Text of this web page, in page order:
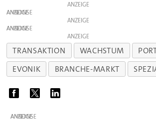
ANZEIGE
ANZEIGE
ANZEIGE
ANZEIGE
ANZEIGE
TRANSAKTION WACHSTUM
EVONIK
BRANCHE-MARKT
ANZEIGE